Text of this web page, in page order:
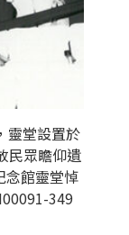
靈堂設置於
民眾瞻仰遺
念館靈堂悼
349